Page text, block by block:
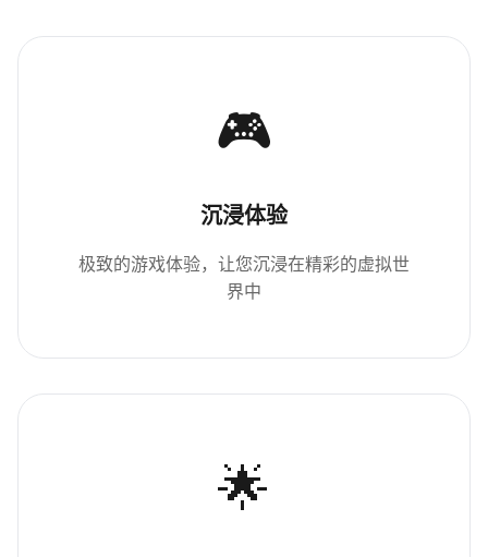
🎮
沉浸体验
极致的游戏体验，让您沉浸在精彩的虚拟世
界中
🌟